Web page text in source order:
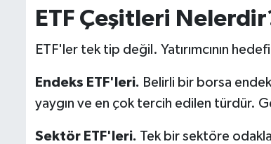
ETF Çeşitleri
ETF'ler tek tip değil. Yatırımcının
Endeks ETF'leri. Belirli bir borsa
yaygın ve en çok tercih edilen türdür.
Sektör ETF'leri. Tek bir sektöre